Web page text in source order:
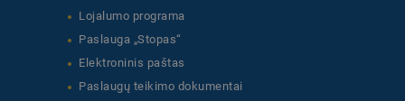
Lojalumo programa
Paslauga „Stopas“
Elektroninis paštas
Paslaugų teikimo dokumentai